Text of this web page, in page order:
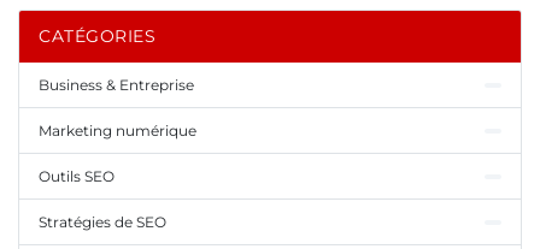
CATÉGORIES
Business & Entreprise
Marketing numérique
Outils SEO
Stratégies de SEO